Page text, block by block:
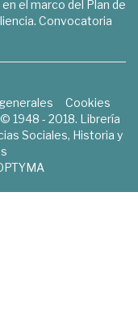
el marco del Plan de
Convocatoria
Cookies
1948 - 2018. Librería
Sociales, Historia y